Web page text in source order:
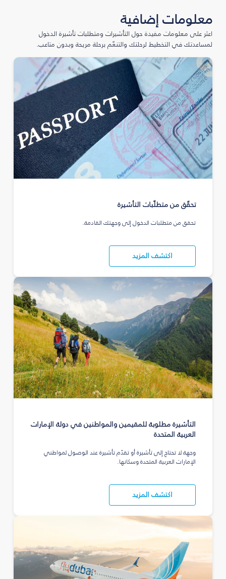
معلومات إضافية
اعثر على معلومات مفيدة حول التأشيرات ومتطلبات تأشيرة الدخول
لمساعدتك في التخطيط لرحلتك والتنعّم برحلة مريحة وبدون متاعب.
تحقّق من متطلّبات التأشيرة
تحقق من متطلبات الدخول إلى وجهتك القادمة.
اكتشف المزيد
التأشيرة مطلوبة للمقيمين والمواطنين في دولة الإمارات
العربية المتحدة
وجهة لا تحتاج إلى تأشيرة أو تقدّم تأشيرة عند الوصول لمواطني
الإمارات العربية المتحدة وسكانها.
اكتشف المزيد